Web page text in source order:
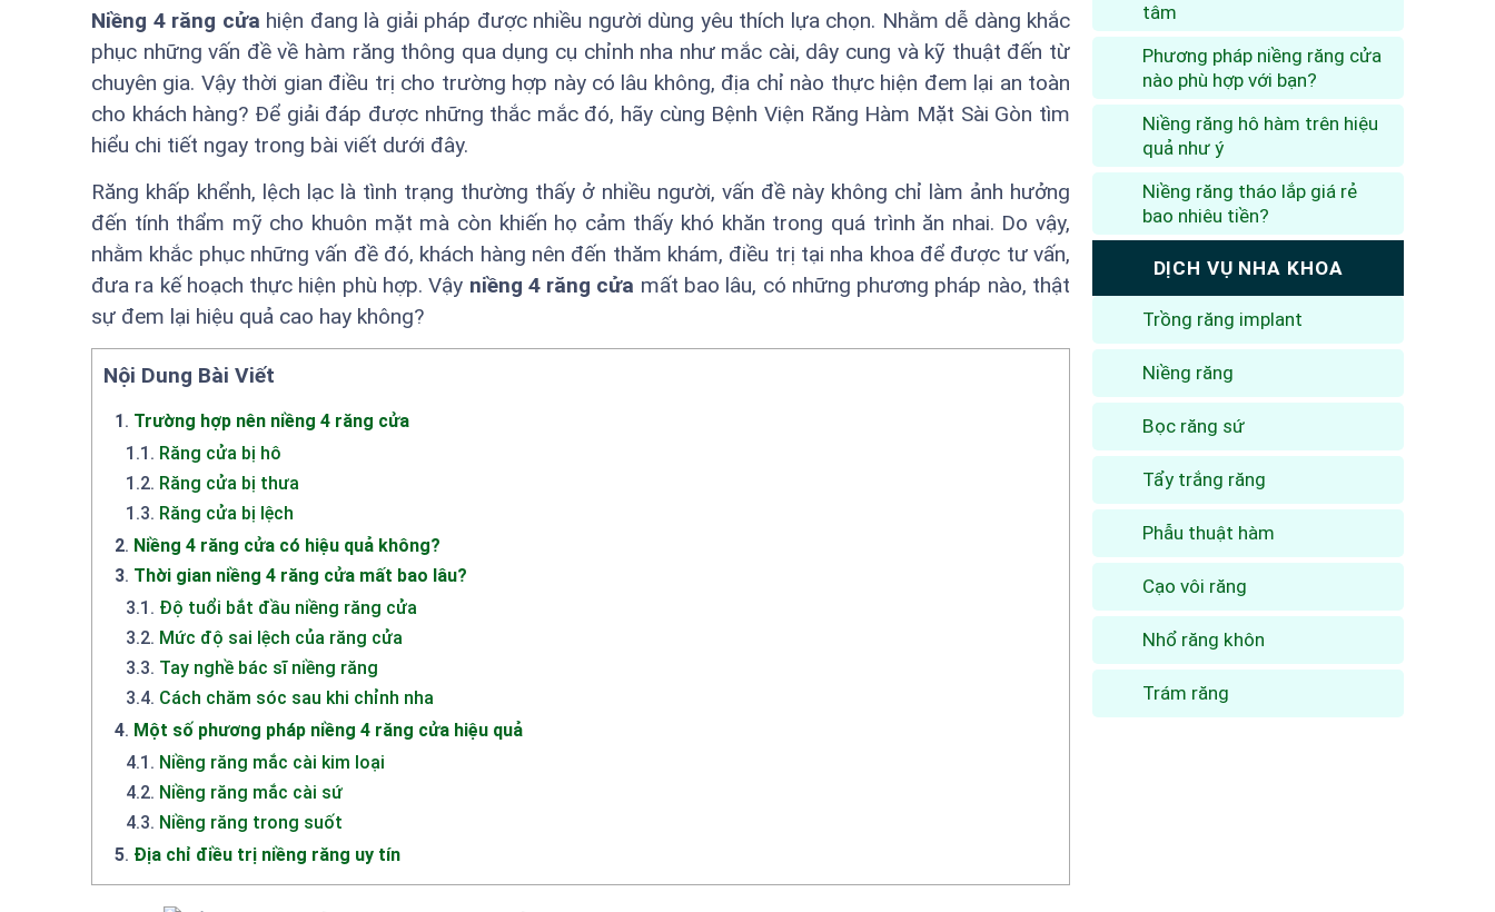
Niềng 4 răng cửa hiện đang là giải pháp được nhiều người dùng yêu thích lựa chọn. Nhằm dễ dàng khắc
phục những vấn đề về hàm răng thông qua dụng cụ chỉnh nha như mắc cài, dây cung và kỹ thuật đến từ
chuyên gia. Vậy thời gian điều trị cho trường hợp này có lâu không, địa chỉ nào thực hiện đem lại an toàn
cho khách hàng? Để giải đáp được những thắc mắc đó, hãy cùng Bệnh Viện Răng Hàm Mặt Sài Gòn tìm
hiểu chi tiết ngay trong bài viết dưới đây.
Răng khấp khểnh, lệch lạc là tình trạng thường thấy ở nhiều người, vấn đề này không chỉ làm ảnh hưởng
đến tính thẩm mỹ cho khuôn mặt mà còn khiến họ cảm thấy khó khăn trong quá trình ăn nhai. Do vậy,
nhằm khắc phục những vấn đề đó, khách hàng nên đến thăm khám, điều trị tại nha khoa để được tư vấn,
đưa ra kế hoạch thực hiện phù hợp. Vậy niềng 4 răng cửa mất bao lâu, có những phương pháp nào, thật
sự đem lại hiệu quả cao hay không?
Nội Dung Bài Viết
1. Trường hợp nên niềng 4 răng cửa
1.1 . Răng cửa bị hô
1.2. Răng cửa bị thưa
1.3. Răng cửa bị lệch
2. Niềng 4 răng cửa có hiệu quả không?
3. Thời gian niềng 4 răng cửa mất bao lâu?
3.1 . Độ tuổi bắt đầu niềng răng cửa
3.2. Mức độ sai lệch của răng cửa
3.3. Tay nghề bác sĩ niềng răng
3.4. Cách chăm sóc sau khi chỉnh nha
4. Một số phương pháp niềng 4 răng cửa hiệu quả
4.1 . Niềng răng mắc cài kim loại
4.2. Niềng răng mắc cài sứ
4.3. Niềng răng trong suốt
5. Địa chỉ điều trị niềng răng uy tín
tâm
Phương pháp niềng răng cửa
nào phù hợp với bạn?
Niềng răng hô hàm trên hiệu
quả như ý
Niềng răng tháo lắp giá rẻ
bao nhiêu tiền?
DỊCH VỤ NHA KHOA
Trồng răng implant
Niềng răng
Bọc răng sứ
Tẩy trắng răng
Phẫu thuật hàm
Cạo vôi răng
Nhổ răng khôn
Trám răng